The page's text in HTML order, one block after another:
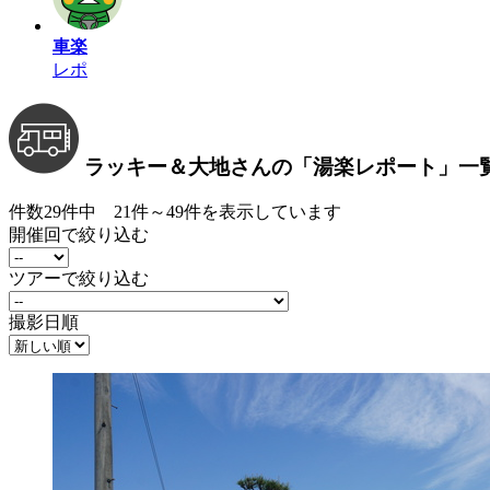
車楽
レポ
ラッキー＆大地さんの 「湯楽レポート」 一
件数29件中 21件～49件を表示しています
開催回で絞り込む
ツアーで絞り込む
撮影日順